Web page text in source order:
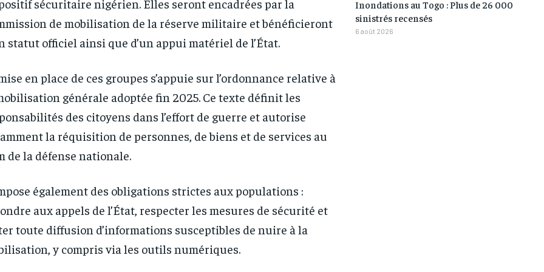
and you
news and articles for a whole year.
By agreeing to this tier, you are billed
every month after the first one until you
opt out of the monthly subscription.
and you
news and articles for a whole year.
By agreeing to this tier, you are billed
every month after the first one until you
opt out of the monthly subscription.
sécuritaire nigérien. Elles seront encadrées par la
de mobilisation de la réserve militaire et bénéficieront
statut officiel ainsi que d’un appui matériel de l’État.
en place de ces groupes s’appuie sur l’ordonnance relative à
générale adoptée fin 2025. Ce texte définit les
des citoyens dans l’effort de guerre et autorise
la réquisition de personnes, de biens et de services au
de la défense nationale.
également des obligations strictes aux populations :
aux appels de l’État, respecter les mesures de sécurité et
toute diffusion d’informations susceptibles de nuire à la
y compris via les outils numériques.
Inondations au Togo : Plus de 26 000
sinistrés recensés
6 août 2026